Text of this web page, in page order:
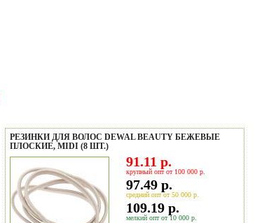
РЕЗИНКИ ДЛЯ ВОЛОС DEWAL BEAUTY БЕЖЕВЫЕ
ПЛОСКИЕ, MIDI (8 ШТ.)
91.11 р.
крупный опт от 100 000 р.
97.49 р.
средний опт от 50 000 р.
109.19 р.
мелкий опт от 10 000 р.